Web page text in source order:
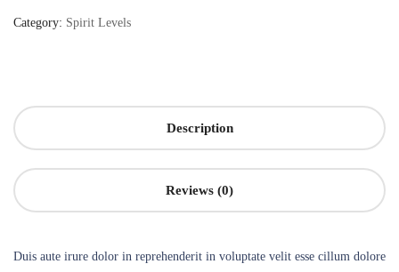
Category: Spirit Levels
Description
Reviews (0)
Duis aute irure dolor in reprehenderit in voluptate velit esse cillum dolore